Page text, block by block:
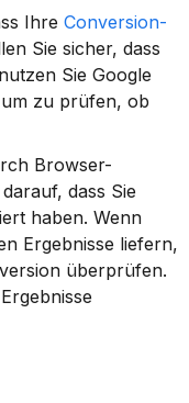
Ihre Conversion-
Sie sicher, dass
Sie Google
zu prüfen, ob
Browser-
dass Sie
haben. Wenn
Ergebnisse liefern,
überprüfen.